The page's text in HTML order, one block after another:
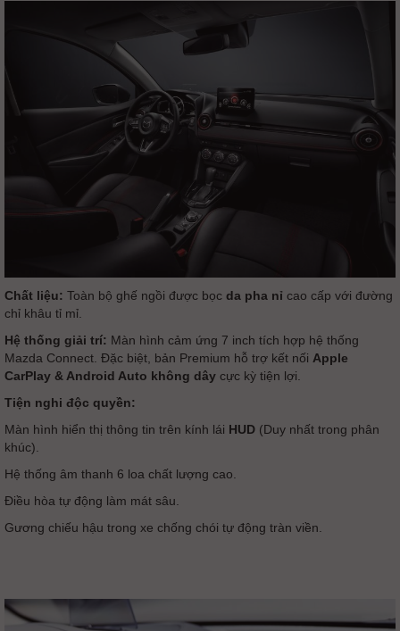
Chất liệu: Toàn bộ ghế ngồi được bọc da pha nỉ cao cấp với đường
chỉ khâu tỉ mỉ.
Hệ thống giải trí: Màn hình cảm ứng 7 inch tích hợp hệ thống
Mazda Connect. Đặc biệt, bản Premium hỗ trợ kết nối Apple
CarPlay & Android Auto không dây cực kỳ tiện lợi.
Tiện nghi độc quyền:
Màn hình hiển thị thông tin trên kính lái HUD (Duy nhất trong phân
khúc).
Hệ thống âm thanh 6 loa chất lượng cao.
Điều hòa tự động làm mát sâu.
Gương chiếu hậu trong xe chống chói tự động tràn viền.